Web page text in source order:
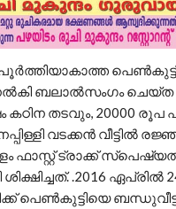
നല്‍കി ബലാല്‍സംഗം
കഠിന തടവും, 20000 രൂപ
വടക്കന്‍ വീട്ടില്‍
ഫാസ്റ്റ് ട്രാക്ക്
.2016 ഏപ്രിൽ
പെണ്‍കുട്ടിയെ